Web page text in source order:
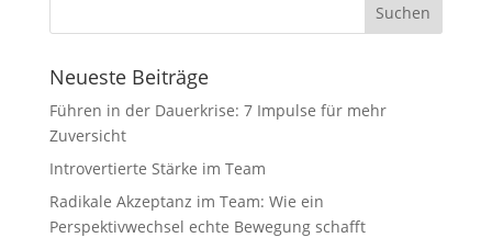
Neueste Beiträge
Führen in der Dauerkrise: 7 Impulse für mehr
Zuversicht
Introvertierte Stärke im Team
Radikale Akzeptanz im Team: Wie ein
Perspektivwechsel echte Bewegung schafft